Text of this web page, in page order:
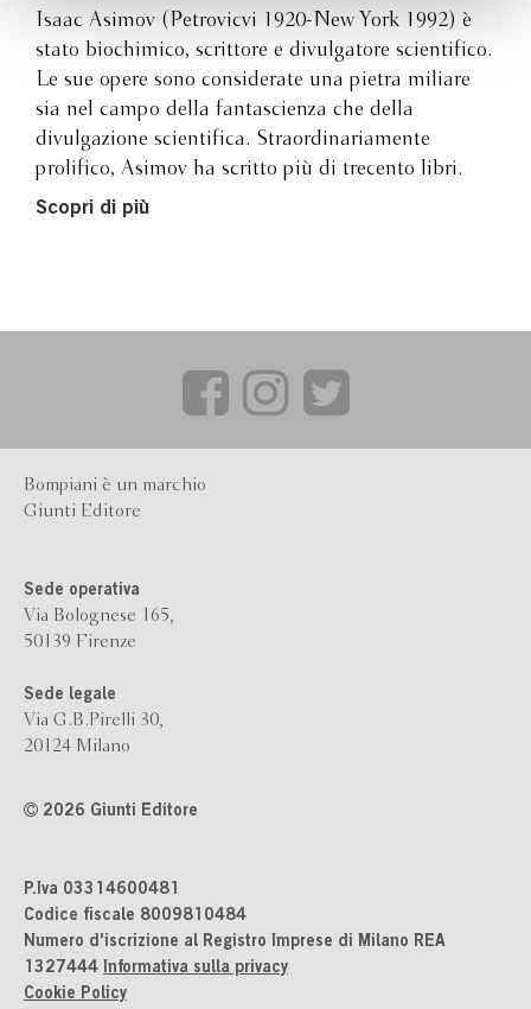
Isaac Asimov (Petrovicvi 1920-New York 1992) è
stato biochimico, scrittore e divulgatore scientifico.
Le sue opere sono considerate una pietra miliare
sia nel campo della fantascienza che della
divulgazione scientifica. Straordinariamente
prolifico, Asimov ha scritto più di trecento libri.
Scopri di più
Bompiani è un marchio
Giunti Editore
Sede operativa
Via Bolognese 165,
50139 Firenze
Sede legale
Via G.B.Pirelli 30,
20124 Milano
2026 Giunti Editore
P.Iva 03314600481
Codice fiscale 8009810484
Numero d'iscrizione al Registro Imprese di Milano REA
1327444 Informativa sulla privacy
Cookie Policy